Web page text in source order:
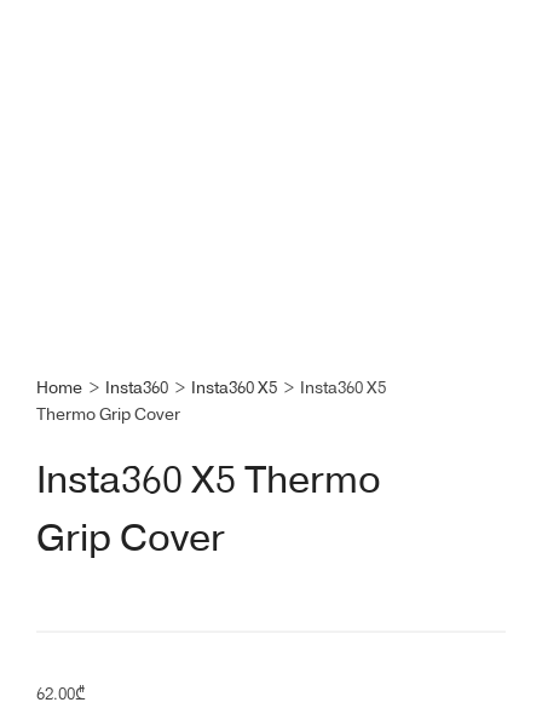
Home > Insta360 > Insta360 X5 > Insta360 X5
Thermo Grip Cover
Insta360 X5 Thermo
Grip Cover
62.00₾